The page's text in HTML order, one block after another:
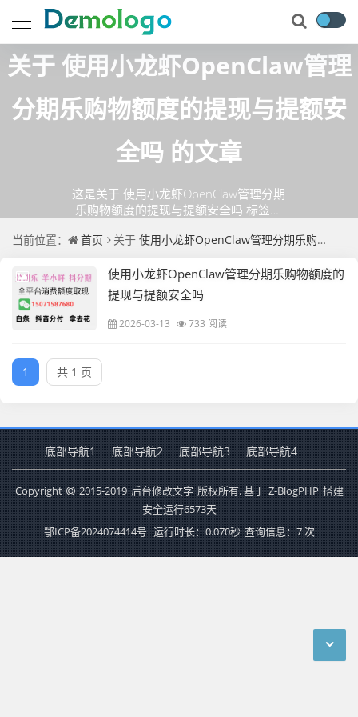
关于 使用小龙虾OpenClaw管理
分期乐购物额度的提现与提额安
全吗 的文章
这是关于 使用小龙虾OpenClaw管理分期
乐购物额度的提现与提额安全吗 标签的
当前位置： 首页 关于 使用小龙虾OpenClaw管理分期乐购物额度的提现与提额安全吗
使用小龙虾OpenClaw管理分期乐购物额度的
提现与提额安全吗
2026-03-13 733 阅读
1 共 1 页
底部导航1 底部导航2 底部导航3 底部导航4
Copyright 2015-2019 后台修改文字 版权所有. 基于 Z-BlogPHP 搭建
安全运行6573天
鄂ICP备2024074414号 运行时长：0.070秒 查询信息：7 次